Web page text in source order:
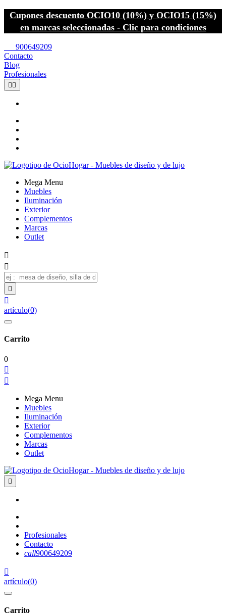
Cupones descuento OCIO10 (10%) y OCIO15 (15%)
en marcas seleccionadas - Clic para condiciones
900649209
Contacto
Blog
Profesionales
 
Mega Menu
Muebles
Iluminación
Exterior
Complementos
Marcas
Outlet




artículo(0)
Carrito
0


Mega Menu
Muebles
Iluminación
Exterior
Complementos
Marcas
Outlet

Profesionales
Contacto
call900649209

artículo(0)
Carrito